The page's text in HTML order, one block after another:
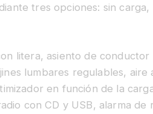
tres opciones: sin carga,
litera, asiento de conductor
lumbares regulables,
en función de la
con CD y USB, alarma